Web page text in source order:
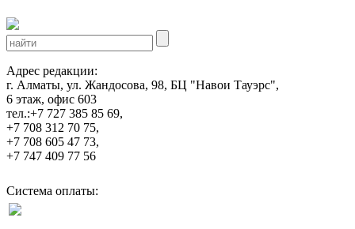
Адрес редакции:
г. Алматы, ул. Жандосова, 98, БЦ "Навои Тауэрс",
6 этаж, офис 603
тел.:+7 727 385 85 69,
+7 708 312 70 75,
+7 708 605 47 73,
+7 747 409 77 56
Система оплаты: